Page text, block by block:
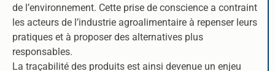
de l’environnement. Cette prise de conscience a contraint
les acteurs de l’industrie agroalimentaire à repenser leurs
pratiques et à proposer des alternatives plus
responsables.
La traçabilité des produits est ainsi devenue un enjeu